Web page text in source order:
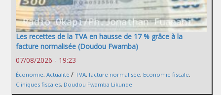
Les recettes de la TVA en hausse de 17 % grâce à la
facture normalisée (Doudou Fwamba)
07/08/2026 - 19:23
Économie, Actualité / TVA, facture normalisée, Economie fiscale,
Cliniques fiscales, Doudou Fwamba Likunde